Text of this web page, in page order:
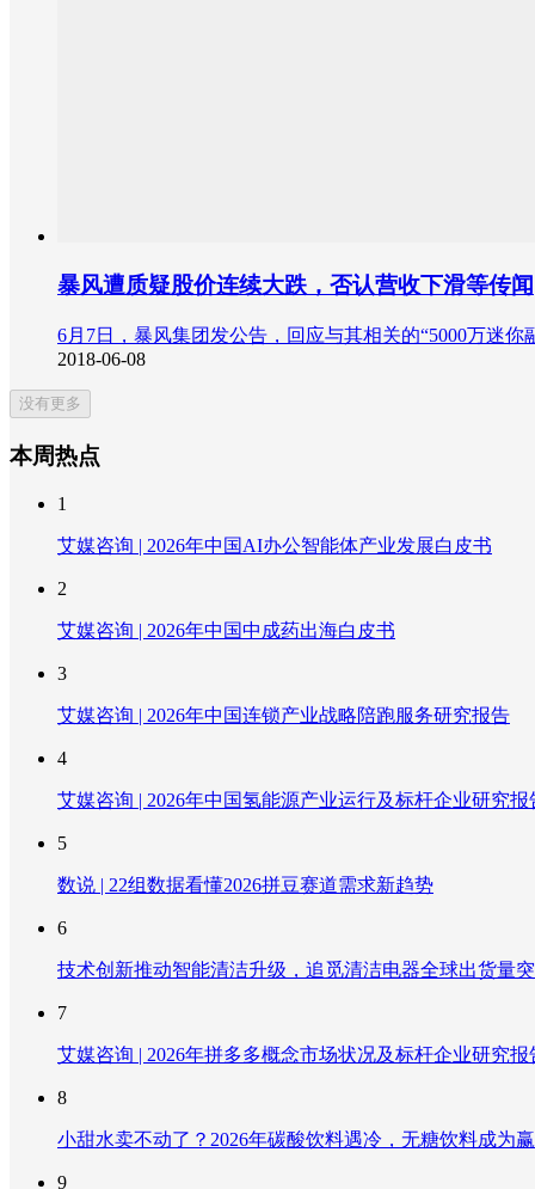
暴风遭质疑股价连续大跌，否认营收下滑等传闻
6月7日，暴风集团发公告，回应与其相关的“5000万迷
2018-06-08
没有更多
本周热点
1
艾媒咨询 | 2026年中国AI办公智能体产业发展白皮书
2
艾媒咨询 | 2026年中国中成药出海白皮书
3
艾媒咨询 | 2026年中国连锁产业战略陪跑服务研究报告
4
艾媒咨询 | 2026年中国氢能源产业运行及标杆企业研究报
5
数说 | 22组数据看懂2026拼豆赛道需求新趋势
6
技术创新推动智能清洁升级，追觅清洁电器全球出货量
7
艾媒咨询 | 2026年拼多多概念市场状况及标杆企业研究报
8
小甜水卖不动了？2026年碳酸饮料遇冷，无糖饮料成为
9